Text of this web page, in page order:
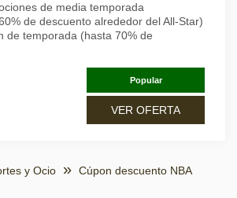
de media temporada
de descuento alrededor del All-Star)
de temporada (hasta 70% de
Popular
VER OFERTA
y Ocio
Cúpon descuento NBA